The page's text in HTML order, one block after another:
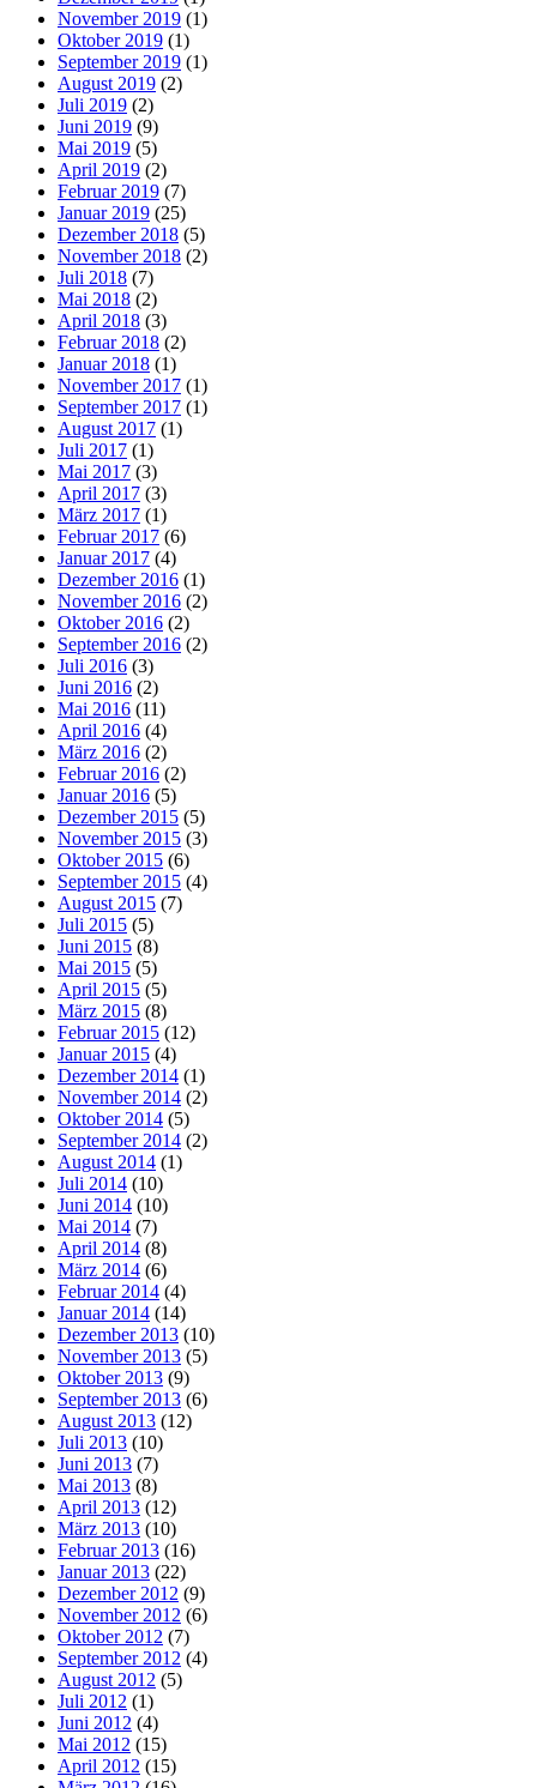
November 2019 (1)
Oktober 2019 (1)
September 2019 (1)
August 2019 (2)
Juli 2019 (2)
Juni 2019 (9)
Mai 2019 (5)
April 2019 (2)
Februar 2019 (7)
Januar 2019 (25)
Dezember 2018 (5)
November 2018 (2)
Juli 2018 (7)
Mai 2018 (2)
April 2018 (3)
Februar 2018 (2)
Januar 2018 (1)
November 2017 (1)
September 2017 (1)
August 2017 (1)
Juli 2017 (1)
Mai 2017 (3)
April 2017 (3)
März 2017 (1)
Februar 2017 (6)
Januar 2017 (4)
Dezember 2016 (1)
November 2016 (2)
Oktober 2016 (2)
September 2016 (2)
Juli 2016 (3)
Juni 2016 (2)
Mai 2016 (11)
April 2016 (4)
März 2016 (2)
Februar 2016 (2)
Januar 2016 (5)
Dezember 2015 (5)
November 2015 (3)
Oktober 2015 (6)
September 2015 (4)
August 2015 (7)
Juli 2015 (5)
Juni 2015 (8)
Mai 2015 (5)
April 2015 (5)
März 2015 (8)
Februar 2015 (12)
Januar 2015 (4)
Dezember 2014 (1)
November 2014 (2)
Oktober 2014 (5)
September 2014 (2)
August 2014 (1)
Juli 2014 (10)
Juni 2014 (10)
Mai 2014 (7)
April 2014 (8)
März 2014 (6)
Februar 2014 (4)
Januar 2014 (14)
Dezember 2013 (10)
November 2013 (5)
Oktober 2013 (9)
September 2013 (6)
August 2013 (12)
Juli 2013 (10)
Juni 2013 (7)
Mai 2013 (8)
April 2013 (12)
März 2013 (10)
Februar 2013 (16)
Januar 2013 (22)
Dezember 2012 (9)
November 2012 (6)
Oktober 2012 (7)
September 2012 (4)
August 2012 (5)
Juli 2012 (1)
Juni 2012 (4)
Mai 2012 (15)
April 2012 (15)